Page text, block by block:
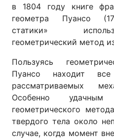
в 1804 году книге
геометра Пуансо
статики»
геометрический метод
Пользуясь
Пуансо находит
рассматриваемых
Особенно
геометрического
твердого тела около
случае, когда момент